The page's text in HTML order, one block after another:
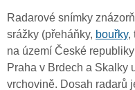
Radarové snímky
srážky (přeháňky, bouřky,
na území České
Praha v Brdech a Skalky
vrchovině. Dosah radarů